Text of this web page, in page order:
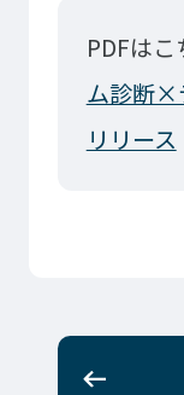
キャンパスマッ
校外施設
入学のご案
外国人留学生入
PDFは
ム診断×
リリース